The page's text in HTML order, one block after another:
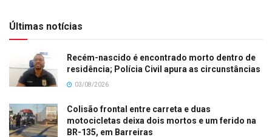
Últimas notícias
Recém-nascido é encontrado morto dentro de
residência; Polícia Civil apura as circunstâncias
03/08/2026
Colisão frontal entre carreta e duas
motocicletas deixa dois mortos e um ferido na
BR-135, em Barreiras